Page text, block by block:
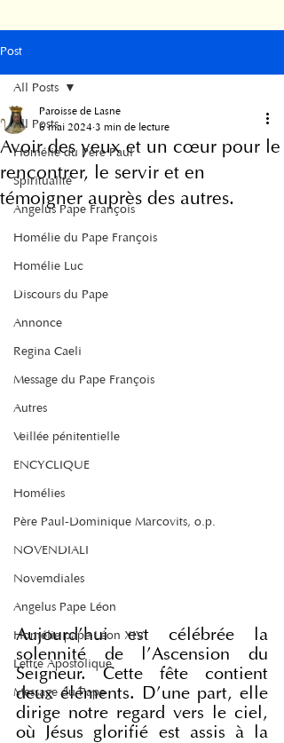
Post
All Posts
Homélie du Père Paul
Spiritualité
Angelus Pape François
Homélie du Pape François
Homélie Luc
Discours du Pape
Annonce
Regina Caeli
Message du Pape François
Autres
Veillée pénitentielle
ENCYCLIQUE
Homélies
Père Paul-Dominique Marcovits, o.p.
NOVENDIALI
Novemdiales
Angelus Pape Léon
Homélie pape Léon XIV
Lettre Apostolique
Message du Pape
All Posts
Avoir des yeux et un cœur pour le
rencontrer, le servir et en
témoigner auprès des autres.
Paroisse de Lasne
6 mai 2024 3 min de lecture
Aujourd’hui est célébrée la
solennité de l’Ascension du
Seigneur. Cette fête contient
deux éléments. D’une part, elle
dirige notre regard vers le ciel,
où Jésus glorifié est assis à la